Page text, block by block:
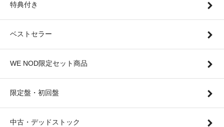
特典付き
ベストセラー
WE NOD限定セット商品
限定盤・初回盤
中古・デッドストック